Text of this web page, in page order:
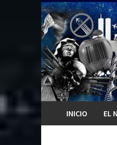
Saltar
al
contenido
INICIO EL